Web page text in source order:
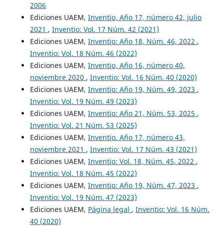
2006
Ediciones UAEM, Inventio, Año 17, número 42, julio
2021 , Inventio: Vol. 17 Núm. 42 (2021)
Ediciones UAEM, Inventio: Año 18, Núm. 46, 2022 ,
Inventio: Vol. 18 Núm. 46 (2022)
Ediciones UAEM, Inventio, Año 16, número 40,
noviembre 2020 , Inventio: Vol. 16 Núm. 40 (2020)
Ediciones UAEM, Inventio: Año 19, Núm. 49, 2023 ,
Inventio: Vol. 19 Núm. 49 (2023)
Ediciones UAEM, Inventio: Año 21, Núm. 53, 2025 ,
Inventio: Vol. 21 Núm. 53 (2025)
Ediciones UAEM, Inventio. Año 17, número 43,
noviembre 2021 , Inventio: Vol. 17 Núm. 43 (2021)
Ediciones UAEM, Inventio: Vol. 18, Núm. 45, 2022 ,
Inventio: Vol. 18 Núm. 45 (2022)
Ediciones UAEM, Inventio: Año 19, Núm. 47, 2023 ,
Inventio: Vol. 19 Núm. 47 (2023)
Ediciones UAEM, Página legal , Inventio: Vol. 16 Núm.
40 (2020)